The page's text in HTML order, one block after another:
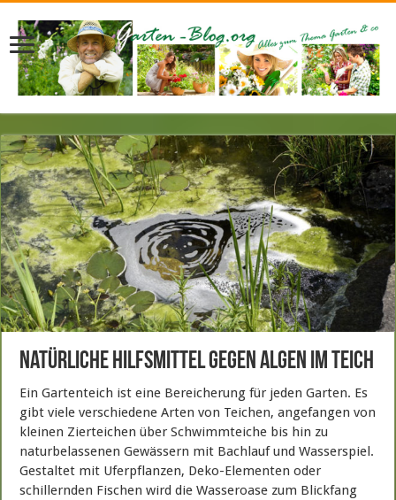
Natürliche Hilfsmittel gegen Algen im Teich
Ein Gartenteich ist eine Bereicherung für jeden Garten. Es
gibt viele verschiedene Arten von Teichen, angefangen von
kleinen Zierteichen über Schwimmteiche bis hin zu
naturbelassenen Gewässern mit Bachlauf und Wasserspiel.
Gestaltet mit Uferpflanzen, Deko-Elementen oder
schillernden Fischen wird die Wasseroase zum Blickfang